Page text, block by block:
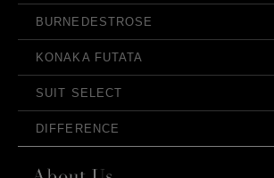
BURNEDESTROSE
KONAKA FUTATA
SUIT SELECT
DIFFERENCE